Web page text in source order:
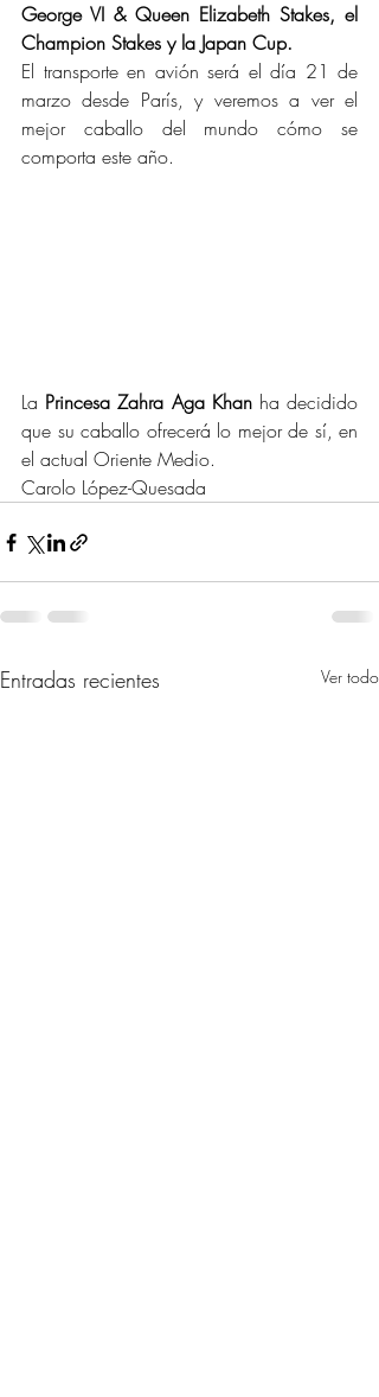
George VI & Queen Elizabeth Stakes, el
Champion Stakes y la Japan Cup.
El transporte en avión será el día 21 de
marzo desde París, y veremos a ver el
mejor caballo del mundo cómo se
comporta este año.
La Princesa Zahra Aga Khan ha decidido
que su caballo ofrecerá lo mejor de sí, en
el actual Oriente Medio.
Carolo López-Quesada
Entradas recientes Ver todo